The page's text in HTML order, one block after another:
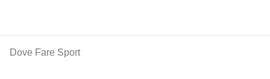
Dove Fare Sport